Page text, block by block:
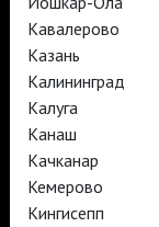
TheatreHD
TheatreHD Опера
TheatreHD Балет в кино
АРТ-ЛЕКТОРИЙ В КИНО
TheatreHD
Кавалерово
Казань
Калининград
Калуга
Канаш
Качканар
Кемерово
Кингисепп